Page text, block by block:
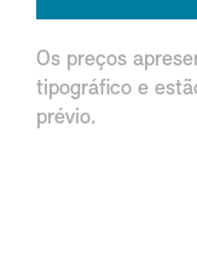
Os preços
tipográfico e
prévio.